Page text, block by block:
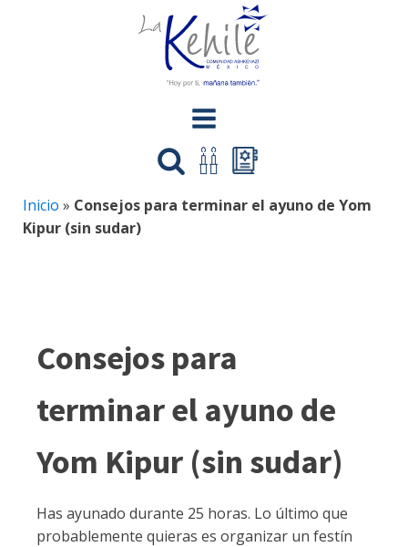
Inicio » Consejos para terminar el ayuno de Yom
Kipur (sin sudar)
Consejos para
terminar el ayuno de
Yom Kipur (sin sudar)
Has ayunado durante 25 horas. Lo último que
probablemente quieras es organizar un festín